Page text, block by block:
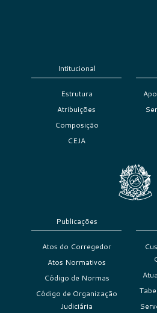
Intitucional
Estrutura
Atribuições
Composição
CEJA
Publicações
Atos do Corregedor
Atos Normativos
Código de Normas
Código de Organização
Judiciária